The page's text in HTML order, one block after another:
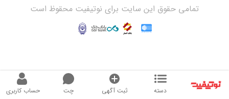
دسته ثبت آگهی چت حساب کاربری
تمامی حقوق این سایت برای نوتیفیت محقوظ است